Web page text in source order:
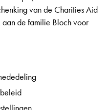
van de Charities Aid
aan de familie Bloch voor